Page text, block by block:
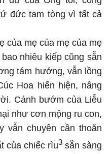
đức tam tòng vì tất cả
của mẹ của mẹ của mẹ
nhiêu kiếp cũng sẵn
tám hướng, vẫn lồng
Hoa hiển hiện, nâng
Cánh bướm của Liễu
như cơn mộng ru con,
vẫn chuyên cần thoăn
của chiếc rìu3sẵn sàng